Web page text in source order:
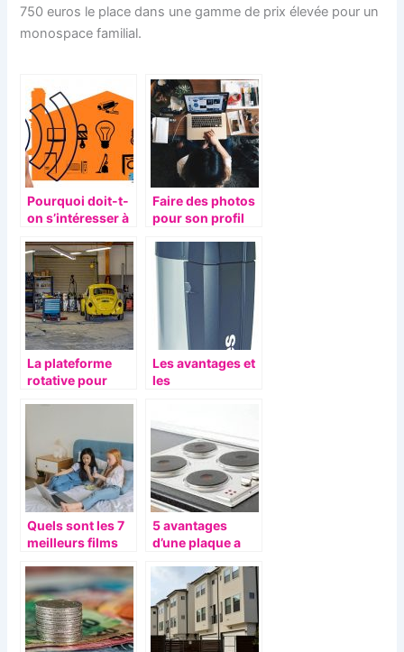
750 euros le place dans une gamme de prix élevée pour un
monospace familial.
Pourquoi doit-t-
on s’intéresser à
Faire des photos
pour son profil
La plateforme
rotative pour
Les avantages et
les
electrique
Quels sont les 7
meilleurs films
au cinema ?
5 avantages
d’une plaque a